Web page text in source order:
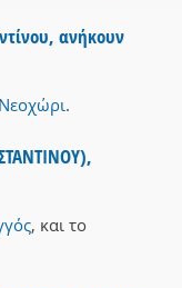
ανήκουν
Νεοχώρι.
, και το